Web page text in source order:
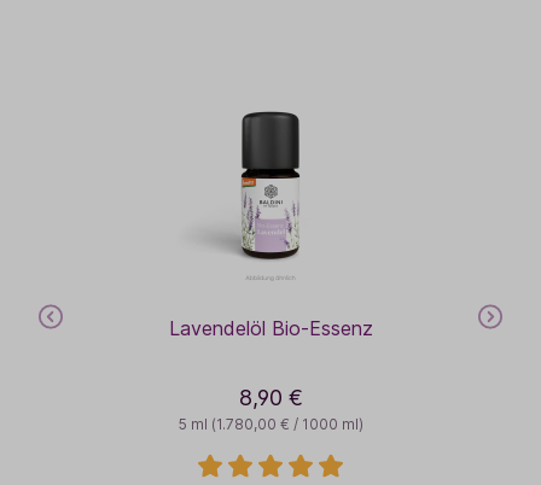
Lavendelöl Bio-Essenz
5 ml (1.780,00 € / 1000 ml)
8,90 €